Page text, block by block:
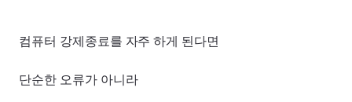
컴퓨터 강제종료를 자주 하게 된다면
단순한 오류가 아니라